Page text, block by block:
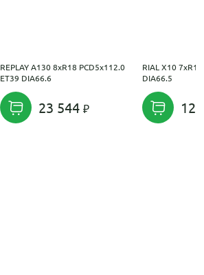
REPLAY A130 8xR18 PCD5x112.0
ET39 DIA66.6
23 544
RIAL X10
DIA66.5
12